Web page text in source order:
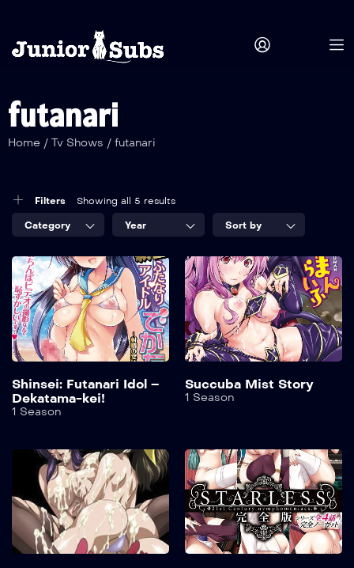
futanari
Home / Tv Shows / futanari
Filters Showing all 5 results
Category Year Sort by
Shinsei: Futanari Idol –
Dekatama-kei!
1 Season
Succuba Mist Story
1 Season